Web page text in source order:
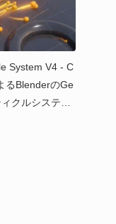
System V4 - C
るBlenderのGe
クルシステム